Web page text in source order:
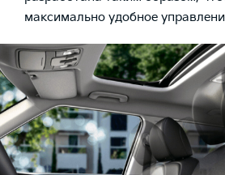
максимально удобное